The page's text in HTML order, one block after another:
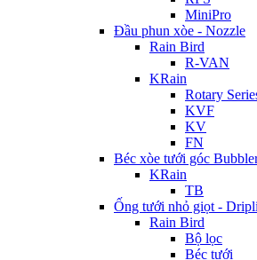
MiniPro
Đầu phun xòe - Nozzle
Rain Bird
R-VAN
KRain
Rotary
KVF
KV
FN
Béc xòe tưới góc
KRain
TB
Ống tưới nhỏ giọt -
Rain Bird
Bộ lọc
Béc tưới